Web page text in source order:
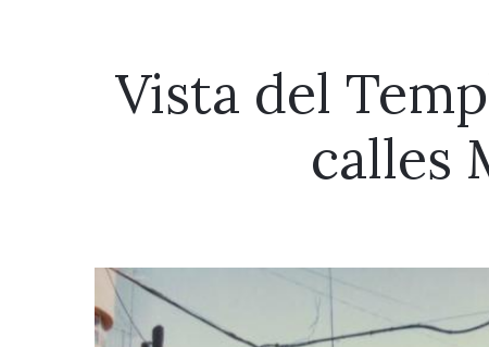
Vista del
calles